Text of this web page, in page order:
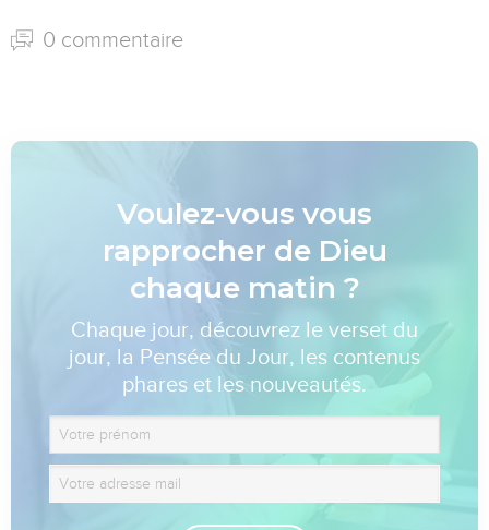
0 commentaire
Voulez-vous vous
rapprocher de Dieu
chaque matin ?
Chaque jour, découvrez le verset du
jour, la Pensée du Jour, les contenus
phares et les nouveautés.